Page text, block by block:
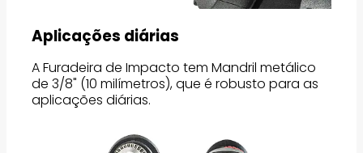
Aplicações diárias
A Furadeira de Impacto tem Mandril metálico
de 3/8" (10 milímetros), que é robusto para as
aplicações diárias.